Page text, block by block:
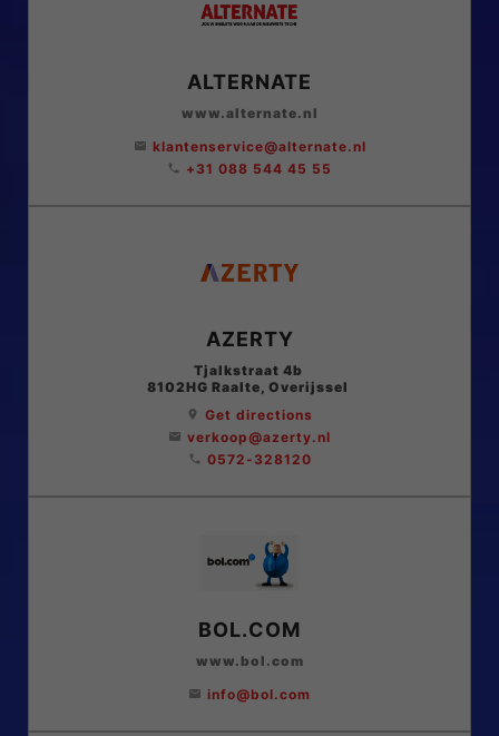
ALTERNATE
www.alternate.nl
email klantenservice@alternate.nl
phone +31 088 544 45 55
AZERTY
Tjalkstraat 4b
8102HG Raalte , Overijssel
location_on Get directions
email verkoop@azerty.nl
phone 0572-328120
BOL.COM
www.bol.com
email info@bol.com